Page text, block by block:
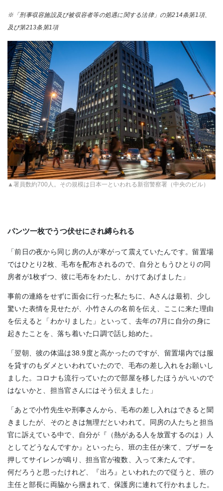
※「刑事収容施設及び被収容者等の処遇に関する法律」の第214条第1項、
及び第213条第1項
▲署員数約700人。その規模は日本一といわれる新宿警察署（中央のビル）
パンツ一枚でうつ伏せにされ縛られる
「前日の夜から同じ房の人が寒がって震えていたんです。留置場
ではひとり2枚、毛布を配布されるので、自分ともうひとりの同
房者が1枚ずつ、彼に毛布をわたし、かけてあげました」
事前の連絡をせずに面会に行った私たちに、Aさんは最初、少し
驚いた表情を見せたが、小竹さんの名前を伝え、ここに来た理由
を伝えると「わかりました」といって、去年の7月に自分の身に
起きたことを、落ち着いた口調で話し始めた。
「翌朝、彼の体温は38.9度と高かったのですが、留置場内では服
を貸すのもダメといわれていたので、毛布の差し入れをお願いし
ました。コロナも流行っていたので部屋を移したほうがいいので
はないかと、担当官さんにはそう伝えました」
「あとで小竹先生や刑事さんから、毛布の差し入れはできると聞
きましたが、そのときは無理だといわれて。同房の人たちと担当
官に訴えている中で、自分が『（熱がある人を放置するのは）人
としてどうなんですか』といったら、班の主任が来て、ブザーを
押してサイレンが鳴り、担当官が複数、入って来たんです。
何だろうと思ったけれど、『出ろ』といわれたので従うと、班の
主任と部長に両脇から掴まれて、保護房に連れて行かれました。